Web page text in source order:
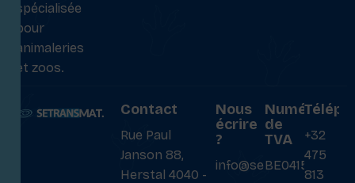
spécialisée
pour
animaleries
et zoos.
Contact
Rue Paul
Janson 88,
Herstal 4040 -
Nous
écrire
?
info@setransmat.com
Numéro
de
TVA
BE0415027069
+32
475
813